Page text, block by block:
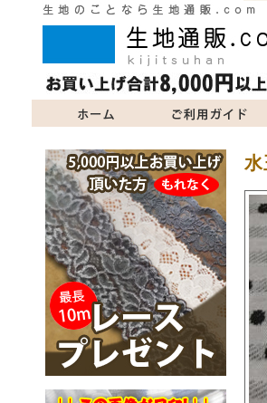
よくあるご質問 当サ